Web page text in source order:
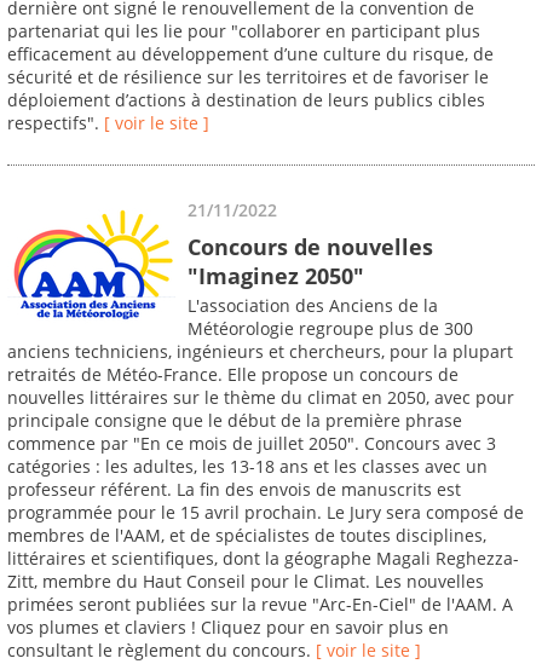
dernière ont signé le renouvellement de la convention de
partenariat qui les lie pour "collaborer en participant plus
efficacement au développement d’une culture du risque, de
sécurité et de résilience sur les territoires et de favoriser le
déploiement d’actions à destination de leurs publics cibles
respectifs". [ voir le site ]
21/11/2022
Concours de nouvelles
"Imaginez 2050"
L'association des Anciens de la
Météorologie regroupe plus de 300
anciens techniciens, ingénieurs et chercheurs, pour la plupart
retraités de Météo-France. Elle propose un concours de
nouvelles littéraires sur le thème du climat en 2050, avec pour
principale consigne que le début de la première phrase
commence par "En ce mois de juillet 2050". Concours avec 3
catégories : les adultes, les 13-18 ans et les classes avec un
professeur référent. La fin des envois de manuscrits est
programmée pour le 15 avril prochain. Le Jury sera composé de
membres de l'AAM, et de spécialistes de toutes disciplines,
littéraires et scientifiques, dont la géographe Magali Reghezza-
Zitt, membre du Haut Conseil pour le Climat. Les nouvelles
primées seront publiées sur la revue "Arc-En-Ciel" de l'AAM. A
vos plumes et claviers ! Cliquez pour en savoir plus en
consultant le règlement du concours. [ voir le site ]